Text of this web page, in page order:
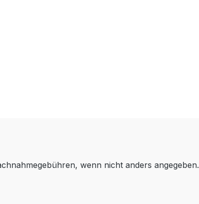
wenn nicht anders angegeben.